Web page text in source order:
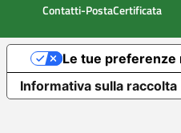
Contatti-PostaCertificata
Informativa sulla raccolta
Le tue preferenze